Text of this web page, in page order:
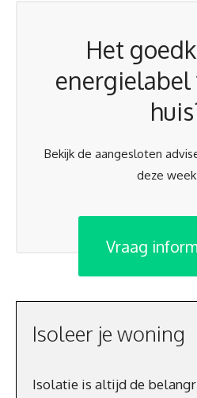
Het
energielabel
Bekijk de aangesloten
deze
Vraag
Isoleer je woning
Isolatie is altijd de